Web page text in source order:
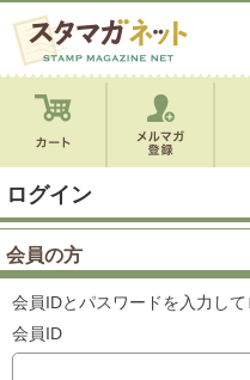
ログイン
会員の方
会員IDとパスワードを入力して
会員ID